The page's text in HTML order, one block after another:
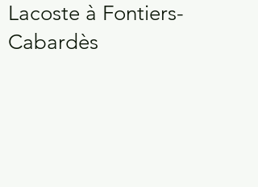
Lacoste à Fontiers-
Cabardès